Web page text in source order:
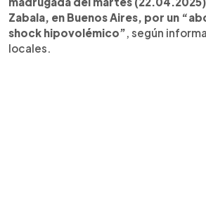
Zabala, en Buenos Aires, por un
shock hipovolémico” , según
locales.